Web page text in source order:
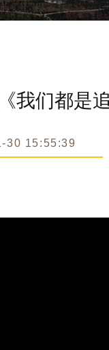
我们都是
30 15:55:39